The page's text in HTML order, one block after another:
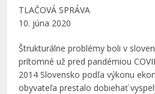
TLAČOVÁ SPRÁVA
10. júna 2020
Štrukturálne problémy boli v
prítomné už pred pandémiou
2014 Slovensko podľa výkonu
obyvateľa prestalo dobiehať